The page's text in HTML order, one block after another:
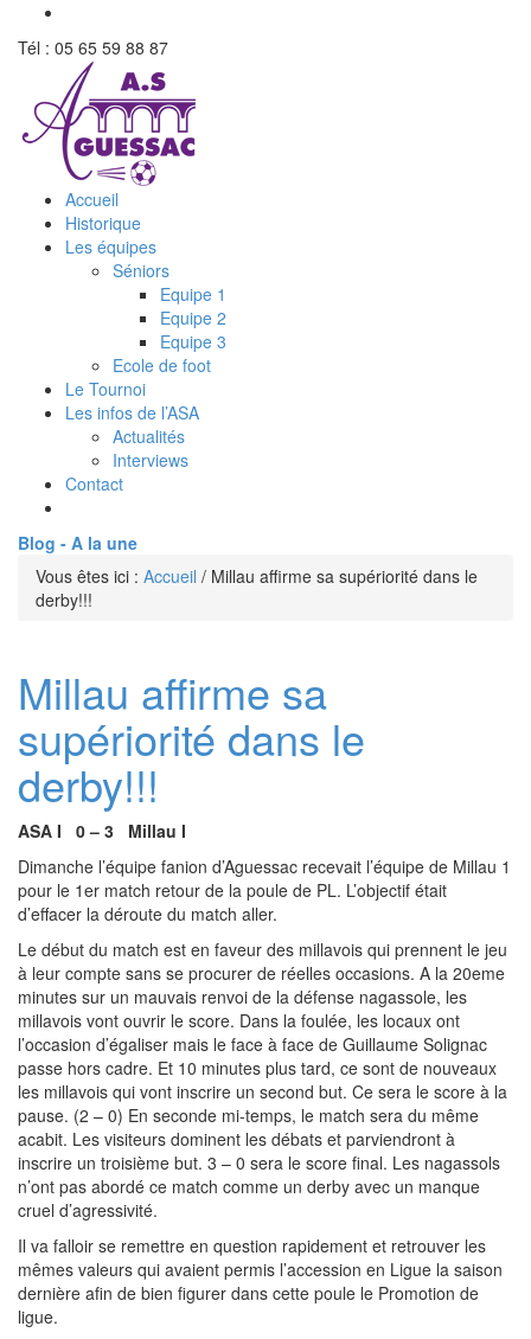
Tél : 05 65 59 88 87
Accueil
Historique
Les équipes
Séniors
Equipe 1
Equipe 2
Equipe 3
Ecole de foot
Le Tournoi
Les infos de l’ASA
Actualités
Interviews
Contact
Blog - A la une
Vous êtes ici : Accueil / Millau affirme sa supériorité dans le
derby!!!
Millau affirme sa
supériorité dans le
derby!!!
ASA I 0 – 3 Millau I
Dimanche l’équipe fanion d’Aguessac recevait l’équipe de Millau 1
pour le 1er match retour de la poule de PL. L’objectif était
d’effacer la déroute du match aller.
Le début du match est en faveur des millavois qui prennent le jeu
à leur compte sans se procurer de réelles occasions. A la 20eme
minutes sur un mauvais renvoi de la défense nagassole, les
millavois vont ouvrir le score. Dans la foulée, les locaux ont
l’occasion d’égaliser mais le face à face de Guillaume Solignac
passe hors cadre. Et 10 minutes plus tard, ce sont de nouveaux
les millavois qui vont inscrire un second but. Ce sera le score à la
pause. (2 – 0) En seconde mi-temps, le match sera du même
acabit. Les visiteurs dominent les débats et parviendront à
inscrire un troisième but. 3 – 0 sera le score final. Les nagassols
n’ont pas abordé ce match comme un derby avec un manque
cruel d’agressivité.
Il va falloir se remettre en question rapidement et retrouver les
mêmes valeurs qui avaient permis l’accession en Ligue la saison
dernière afin de bien figurer dans cette poule le Promotion de
ligue.